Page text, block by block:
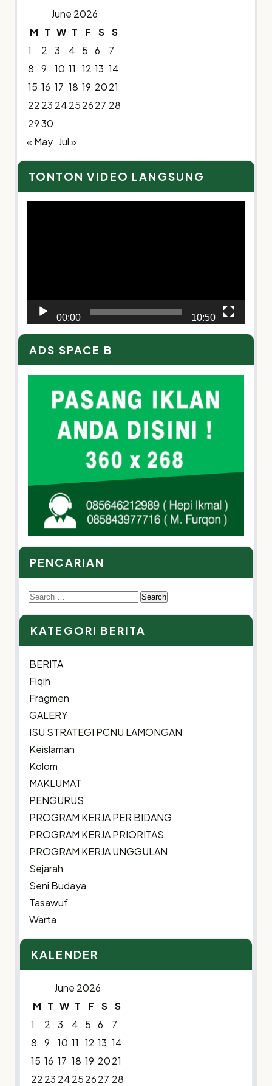
June 2026
M T W T F S S
1
2 3 4 5 6
7
8
9 10 11 12 13 14
15 16 17 18 19 2021
2223 24252627 28
2930
« May Jul »
TONTON VIDEO LANGSUNG
00:00 10:50
ADS SPACE B
PENCARIAN
Search
for:
KATEGORI BERITA
BERITA
Fiqih
Fragmen
GALERY
ISU STRATEGI PCNU LAMONGAN
Keislaman
Kolom
MAKLUMAT
PENGURUS
PROGRAM KERJA PER BIDANG
PROGRAM KERJA PRIORITAS
PROGRAM KERJA UNGGULAN
Sejarah
Seni Budaya
Tasawuf
Warta
KALENDER
June 2026
M T W T F S S
1
2 3 4 5 6
7
8
9 10 11 12 13 14
15 16 17 18 19 2021
2223 24252627 28